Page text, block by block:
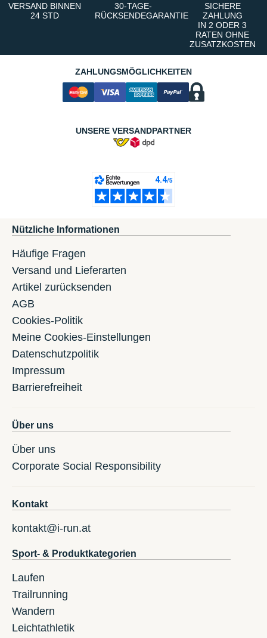
VERSAND BINNEN
24 STD
30-TAGE-
RÜCKSENDEGARANTIE
SICHERE
ZAHLUNG
IN 2 ODER 3
RATEN OHNE
ZUSATZKOSTEN
ZAHLUNGSMÖGLICHKEITEN
UNSERE VERSANDPARTNER
Nützliche Informationen
Häufige Fragen
Versand und Lieferarten
Artikel zurücksenden
AGB
Cookies-Politik
Meine Cookies-Einstellungen
Datenschutzpolitik
Impressum
Barrierefreiheit
Über uns
Über uns
Corporate Social Responsibility
Kontakt
kontakt@i-run.at
Sport- & Produktkategorien
Laufen
Trailrunning
Wandern
Leichtathletik